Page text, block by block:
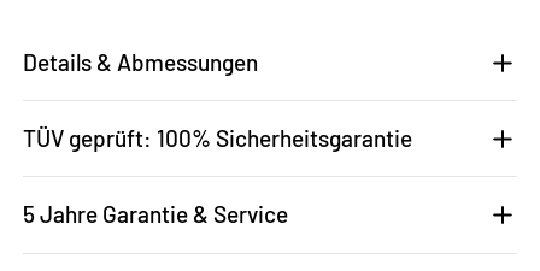
Details & Abmessungen
TÜV geprüft: 100% Sicherheitsgarantie
5 Jahre Garantie & Service